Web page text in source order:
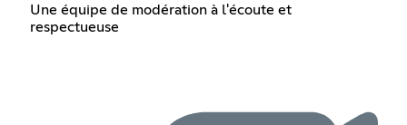
Une équipe de modération à l'écoute et
respectueuse